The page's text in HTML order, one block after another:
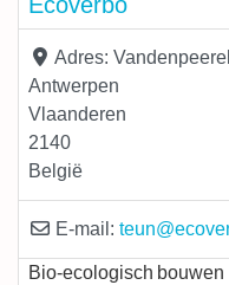
Adres:
Antwerpen
Vlaanderen
2140
België
E-mail: teun@
Bio-ecologisch